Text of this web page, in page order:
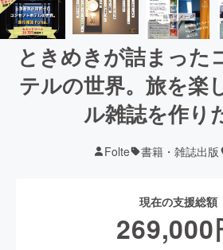
ときめきが詰まった
テルの世界。旅を楽
ル雑誌を作り
Folte 書籍・雑誌出版
現在の支援総額
269,000